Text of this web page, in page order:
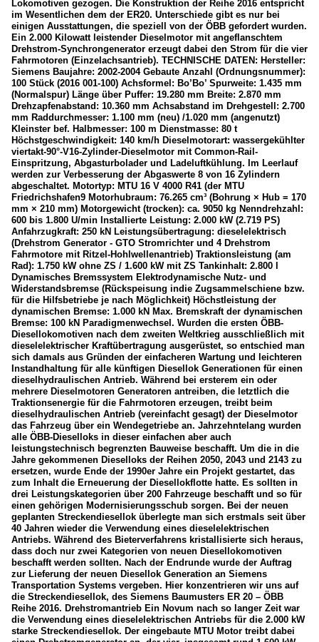
Stern & Hafferl Verkehrsgesellschaft m.b.H.
SWIETELSKY Baugesellschaft m.b.H.
Wagen
Steuerwagen
Züge
Güterzüge
Regionalzüge
Slowakei
Bahnhöfe
Bratislava
Dieselloks
Diverse
Unternehmen
Adria Transport d.o.o.
_Spezifikationen von Triebfahrzeugen
Österreich
Reihe 2016 "Hercules"
Lokomotiven gezogen. Die Konstruktion der Reihe 2016 entspricht
im Wesentlichen dem der ER20. Unterschiede gibt es nur bei
einigen Ausstattungen, die speziell von der ÖBB gefordert wurden.
Ein 2.000 Kilowatt leistender Dieselmotor mit angeflanschtem
Drehstrom-Synchrongenerator erzeugt dabei den Strom für die vier
Fahrmotoren (Einzelachsantrieb). TECHNISCHE DATEN: Hersteller:
Siemens Baujahre: 2002-2004 Gebaute Anzahl (Ordnungsnummer):
100 Stück (2016 001-100) Achsformel: Bo’Bo’ Spurweite: 1.435 mm
(Normalspur) Länge über Puffer: 19.280 mm Breite: 2.870 mm
Drehzapfenabstand: 10.360 mm Achsabstand im Drehgestell: 2.700
mm Raddurchmesser: 1.100 mm (neu) /1.020 mm (angenutzt)
Kleinster bef. Halbmesser: 100 m Dienstmasse: 80 t
Höchstgeschwindigkeit: 140 km/h Dieselmotorart: wassergekühlter
viertakt-90°-V16-Zylinder-Dieselmotor mit Common-Rail-
Einspritzung, Abgasturbolader und Ladeluftkühlung. Im Leerlauf
werden zur Verbesserung der Abgaswerte 8 von 16 Zylindern
abgeschaltet. Motortyp: MTU 16 V 4000 R41 (der MTU
Friedrichshafen9 Motorhubraum: 76.265 cm³ (Bohrung × Hub = 170
mm × 210 mm) Motorgewicht (trocken): ca. 9050 kg Nenndrehzahl:
600 bis 1.800 U/min Installierte Leistung: 2.000 kW (2.719 PS)
Anfahrzugkraft: 250 kN Leistungsübertragung: dieselelektrisch
(Drehstrom Generator - GTO Stromrichter und 4 Drehstrom
Fahrmotore mit Ritzel-Hohlwellenantrieb) Traktionsleistung (am
Rad): 1.750 kW ohne ZS / 1.600 kW mit ZS Tankinhalt: 2.800 l
Dynamisches Bremssystem Elektrodynamische Nutz- und
Widerstandsbremse (Rückspeisung indie Zugsammelschiene bzw.
für die Hilfsbetriebe je nach Möglichkeit) Höchstleistung der
dynamischen Bremse: 1.000 kN Max. Bremskraft der dynamischen
Bremse: 100 kN Paradigmenwechsel. Wurden die ersten ÖBB-
Diesellokomotiven nach dem zweiten Weltkrieg ausschließlich mit
dieselelektrischer Kraftübertragung ausgerüstet, so entschied man
sich damals aus Gründen der einfacheren Wartung und leichteren
Instandhaltung für alle künftigen Diesellok Generationen für einen
dieselhydraulischen Antrieb. Während bei ersterem ein oder
mehrere Dieselmotoren Generatoren antreiben, die letztlich die
Traktionsenergie für die Fahrmotoren erzeugen, treibt beim
dieselhydraulischen Antrieb (vereinfacht gesagt) der Dieselmotor
das Fahrzeug über ein Wendegetriebe an. Jahrzehntelang wurden
alle ÖBB-Dieselloks in dieser einfachen aber auch
leistungstechnisch begrenzten Bauweise beschafft. Um die in die
Jahre gekommenen Dieselloks der Reihen 2050, 2043 und 2143 zu
ersetzen, wurde Ende der 1990er Jahre ein Projekt gestartet, das
zum Inhalt die Erneuerung der Diesellokflotte hatte. Es sollten in
drei Leistungskategorien über 200 Fahrzeuge beschafft und so für
einen gehörigen Modernisierungsschub sorgen. Bei der neuen
geplanten Streckendiesellok überlegte man sich erstmals seit über
40 Jahren wieder die Verwendung eines dieselelektrischen
Antriebs. Während des Bieterverfahrens kristallisierte sich heraus,
dass doch nur zwei Kategorien von neuen Diesellokomotiven
beschafft werden sollten. Nach der Endrunde wurde der Auftrag
zur Lieferung der neuen Diesellok Generation an Siemens
Transportation Systems vergeben. Hier konzentrieren wir uns auf
die Streckendiesellok, des Siemens Baumusters ER 20 – ÖBB
Reihe 2016. Drehstromantrieb Ein Novum nach so langer Zeit war
die Verwendung eines dieselelektrischen Antriebs für die 2.000 kW
starke Streckendiesellok. Der eingebaute MTU Motor treibt dabei